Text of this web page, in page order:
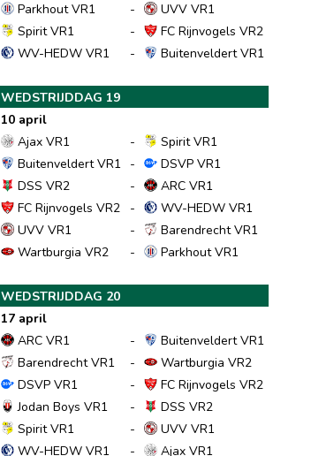
Parkhout VR1
-
UVV VR1
Spirit VR1
-
FC Rijnvogels VR2
WV-HEDW VR1
- Buitenveldert VR1
WEDSTRIJDDAG 19
10 april
Ajax VR1
-
Spirit VR1
Buitenveldert VR1
-
DSVP VR1
DSS VR2
-
ARC VR1
FC Rijnvogels VR2
-
WV-HEDW VR1
UVV VR1
-
Barendrecht VR1
Wartburgia VR2
- Parkhout VR1
WEDSTRIJDDAG 20
17 april
ARC VR1
-
Buitenveldert VR1
Barendrecht VR1
-
Wartburgia VR2
DSVP VR1
-
FC Rijnvogels VR2
Jodan Boys VR1
-
DSS VR2
Spirit VR1
-
UVV VR1
WV-HEDW VR1
- Ajax VR1